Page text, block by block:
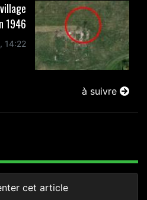
1946
14:22
à suivre
cet article